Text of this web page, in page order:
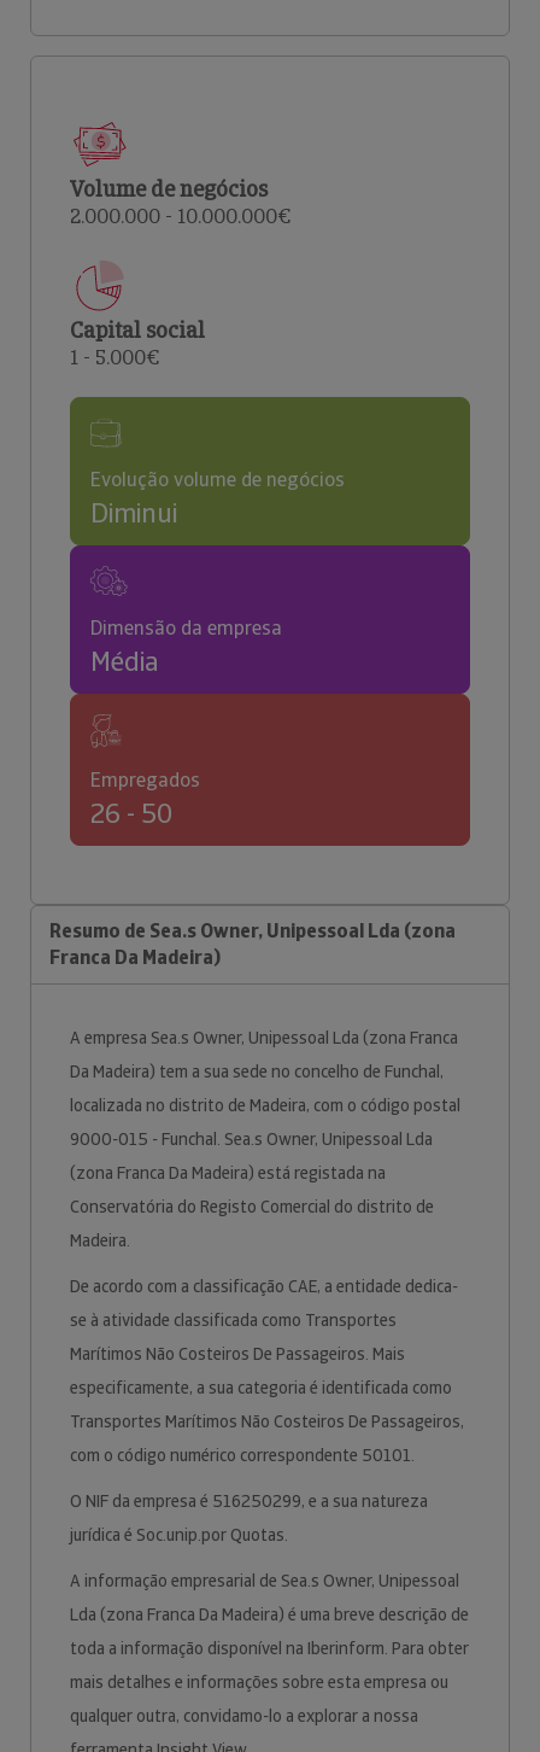
Volume de negócios
2.000.000 - 10.000.000€
Capital social
1 - 5.000€
Evolução volume de negócios
Diminui
Dimensão da empresa
Média
Empregados
26 - 50
Resumo de Sea.s Owner, Unipessoal Lda (zona
Franca Da Madeira)
A empresa Sea.s Owner, Unipessoal Lda (zona Franca
Da Madeira) tem a sua sede no concelho de Funchal,
localizada no distrito de Madeira, com o código postal
9000-015 - Funchal. Sea.s Owner, Unipessoal Lda
(zona Franca Da Madeira) está registada na
Conservatória do Registo Comercial do distrito de
Madeira.
De acordo com a classificação CAE, a entidade dedica-
se à atividade classificada como Transportes
Marítimos Não Costeiros De Passageiros. Mais
especificamente, a sua categoria é identificada como
Transportes Marítimos Não Costeiros De Passageiros,
com o código numérico correspondente 50101.
O NIF da empresa é 516250299, e a sua natureza
jurídica é Soc.unip.por Quotas.
A informação empresarial de Sea.s Owner, Unipessoal
Lda (zona Franca Da Madeira) é uma breve descrição de
toda a informação disponível na Iberinform. Para obter
mais detalhes e informações sobre esta empresa ou
qualquer outra, convidamo-lo a explorar a nossa